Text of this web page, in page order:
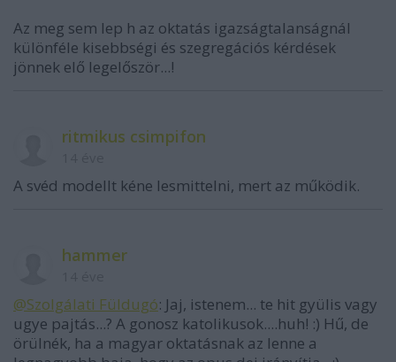
Az meg sem lep h az oktatás igazságtalanságnál
különféle kisebbségi és szegregációs kérdések
jönnek elő legelőször...!
ritmikus csimpifon
A svéd modellt kéne lesmittelni, mert az működik.
hammer
@Szolgálati Füldugó: Jaj, istenem... te hit gyülis vagy
ugye pajtás...? A gonosz katolikusok....huh! :) Hű, de
örülnék, ha a magyar oktatásnak az lenne a